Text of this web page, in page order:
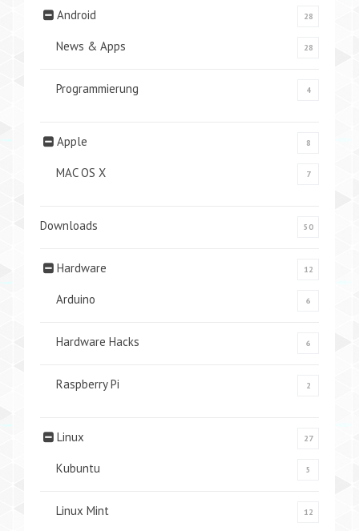
Android 28
News & Apps 28
Programmierung 4
Apple 8
MAC OS X 7
Downloads 50
Hardware 12
Arduino 6
Hardware Hacks 6
Raspberry Pi 2
Linux 27
Kubuntu 5
Linux Mint 12